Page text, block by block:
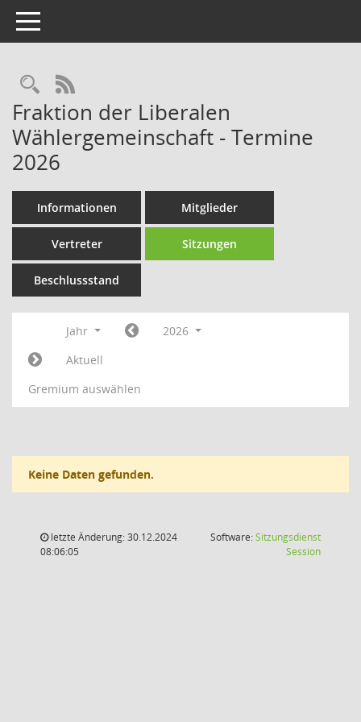
Toggle navigation
Rechercheauswahl
RSS-Feed
Fraktion der Liberalen
Wählergemeinschaft - Termine
2026
Informationen Mitglieder
Vertreter Sitzungen
Beschlussstand
Jahr
2026
Aktuell
Gremium auswählen
Keine Daten gefunden.
letzte Änderung: 30.12.2024
08:06:05
Software:Sitzungsdienst
Session(Wird in